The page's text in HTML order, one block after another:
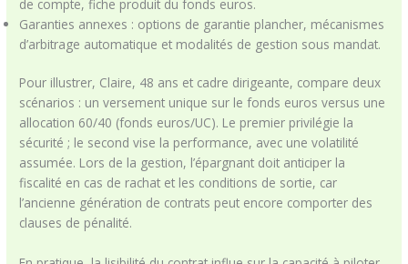
de compte, fiche produit du fonds euros.
Garanties annexes : options de garantie plancher, mécanismes
d’arbitrage automatique et modalités de gestion sous mandat.
Pour illustrer, Claire, 48 ans et cadre dirigeante, compare deux
scénarios : un versement unique sur le fonds euros versus une
allocation 60/40 (fonds euros/UC). Le premier privilégie la
sécurité ; le second vise la performance, avec une volatilité
assumée. Lors de la gestion, l’épargnant doit anticiper la
fiscalité en cas de rachat et les conditions de sortie, car
l’ancienne génération de contrats peut encore comporter des
clauses de pénalité.